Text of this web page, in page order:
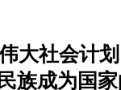
大社会计
族成为国